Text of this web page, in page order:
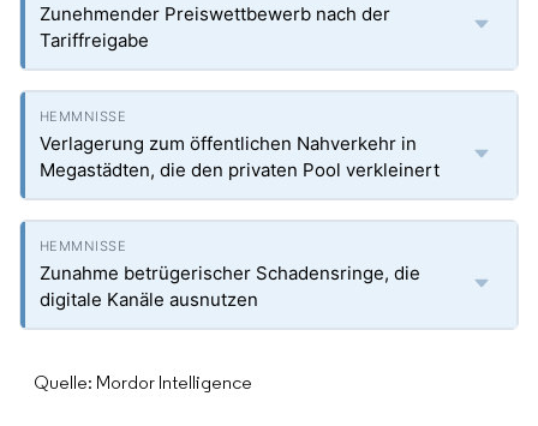
Zunehmender Preiswettbewerb nach der
Tariffreigabe
Verlagerung zum öffentlichen Nahverkehr in
Megastädten, die den privaten Pool verkleinert
Zunahme betrügerischer Schadensringe, die
digitale Kanäle ausnutzen
Quelle: Mordor Intelligence